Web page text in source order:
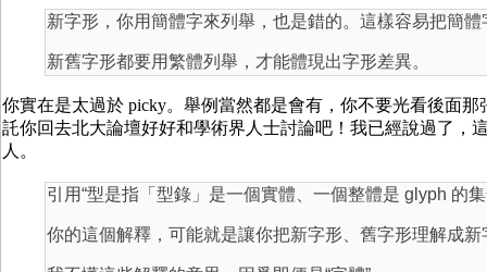
新字形，你用簡體字來列舉，也是錯的。這樣容易把簡
新舊字形都要用繁體列舉，才能體現出字形差異。
你實在是太過於 picky。舉例當然都是會有，你不要光看後面
託你回去北大論壇好好和學術界人士討論吧！我已經說過了，
人。
引用“型是指「型錄」是一個實體、一個整體是 glyph 的
你的這個解釋，可能就是讓你把新字形、舊字形理解成